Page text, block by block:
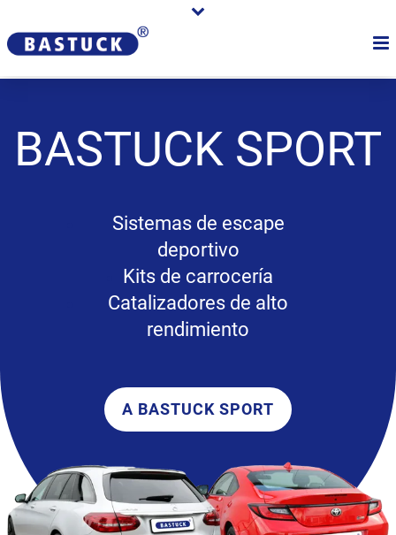
BASTUCK SPORT
Sistemas de escape
deportivo
Kits de carrocería
Catalizadores de alto
rendimiento
A BASTUCK SPORT